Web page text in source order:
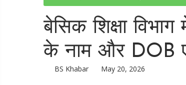
बेसिक शिक्षा
के नाम और DOB
BS Khabar May 20, 2026